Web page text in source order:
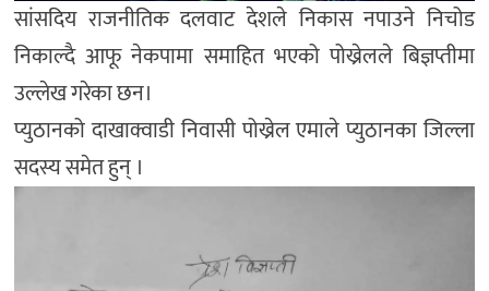
सांसदिय राजनीतिक दलवाट देशले निकास नपाउने निचोड
निकाल्दै आफू नेकपामा समाहित भएको पोख्रेलले बिज्ञप्तीमा
उल्लेख गरेका छन।
प्युठानको दाखाक्वाडी निवासी पोख्रेल एमाले प्युठानका जिल्ला
सदस्य समेत हुन् ।